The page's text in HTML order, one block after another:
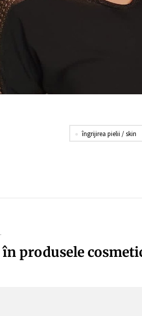
îngrijirea pielii / skin
în produsele